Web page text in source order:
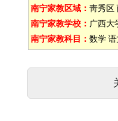
南宁家教区域： 靑秀区
南宁家教学校： 广西大
南宁家教科目： 数学 语